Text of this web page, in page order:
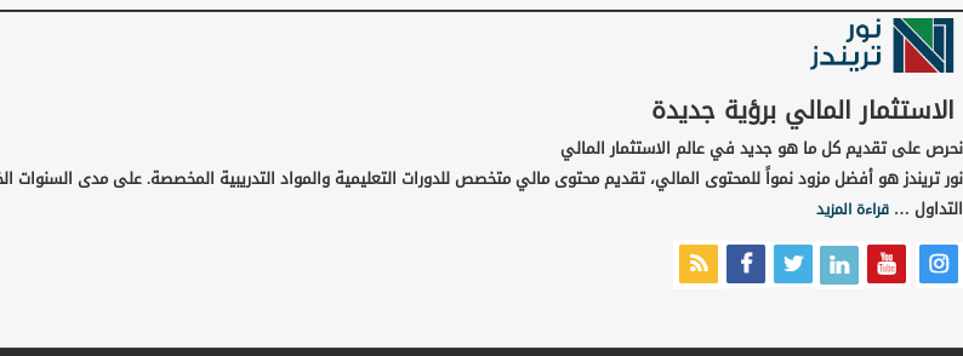
الاستثمار المالي برؤية جديدة
نحرص على تقديم كل ما هو جديد في عالم الاستثمار المالي
نور تريندز هو أفضل مزود نمواً للمحتوى المالي، تقديم محتوى مالي متخصص للدورات التعليمية والمواد التدريبية المخصصة. على مدى
التداول … قراءة المزيد